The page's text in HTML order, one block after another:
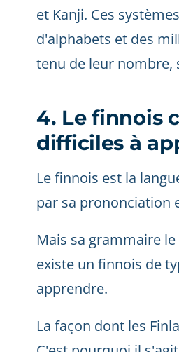
et Kanji. Ces
d'alphabets et des
tenu de leur nombre,
4. Le finnois
difficiles à
Le finnois est la
par sa prononciation
Mais sa grammaire
existe un finnois de
apprendre.
La façon dont les